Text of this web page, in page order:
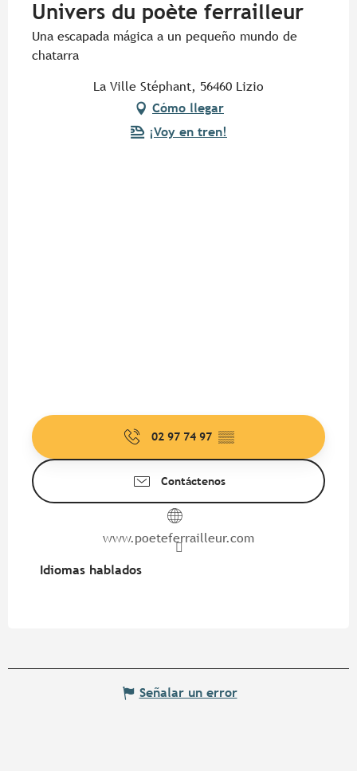
Univers du poète ferrailleur
Una escapada mágica a un pequeño mundo de
chatarra
La Ville Stéphant, 56460 Lizio
Cómo llegar
¡Voy en tren!
02 97 74 97 ▒▒
Contáctenos
www.poeteferrailleur.com
Idiomas hablados
Idiomas hablados
Señalar un error